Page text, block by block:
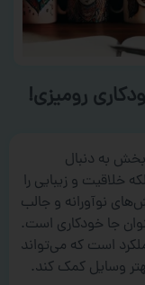
رومیزی!
به دنبال
خلاقیت و زیبایی را
نوآورانه و جالب
جا خودکاری است.
است که می‌تواند
وسایل کمک کند.